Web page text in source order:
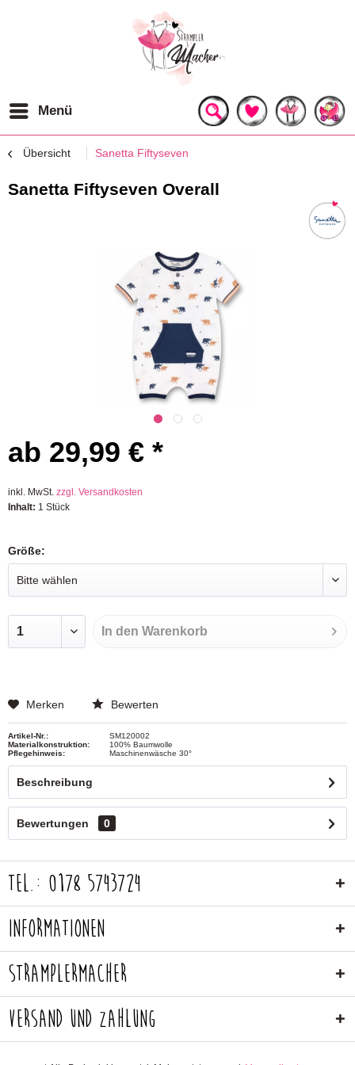
Menü
Übersicht Sanetta Fiftyseven
Sanetta Fiftyseven Overall
ab 29,99 € *
inkl. MwSt. zzgl. Versandkosten
Inhalt: 1 Stück
Größe:
In den Warenkorb
Merken Bewerten
Artikel-Nr.:
SM120002
Materialkonstruktion:
100% Baumwolle
Pflegehinweis:
Maschinenwäsche 30°
Beschreibung
Bewertungen 0
Tel.: 0178 5743724
Informationen
Stramplermacher
Versand und Zahlung